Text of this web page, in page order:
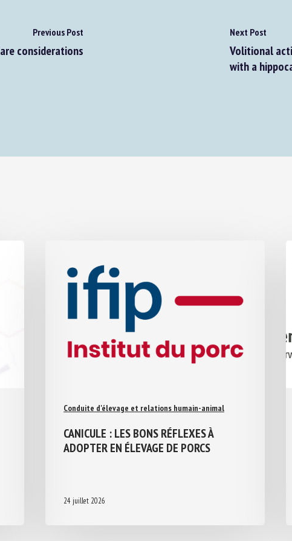
Previous Post
considerations
Next Post
Volitional
with a
Conduite d'élevage et relations humain-animal
CANICULE : LES BONS RÉFLEXES À
ADOPTER EN ÉLEVAGE DE PORCS
24 juillet 2026